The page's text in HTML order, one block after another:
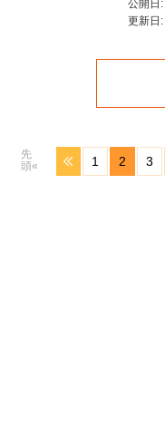
公開日:
更新日:
先
頭«
1 2 3